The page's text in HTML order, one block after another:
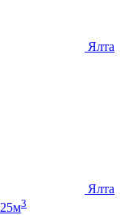
Ялта
Ялта
3